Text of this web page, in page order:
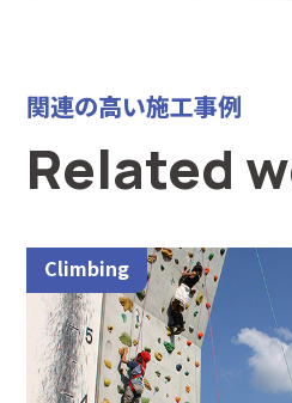
関連の高い施工事例
Related
Climbing